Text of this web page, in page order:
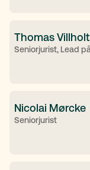
Thomas
Seniorjurist, Lead
Nicolai Mørcke
Seniorjurist